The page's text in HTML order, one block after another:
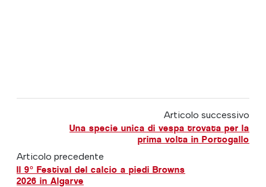
Articolo successivo
Una specie unica di vespa trovata per la
prima volta in Portogallo
Articolo precedente
Il 9° Festival del calcio a piedi Browns
2026 in Algarve